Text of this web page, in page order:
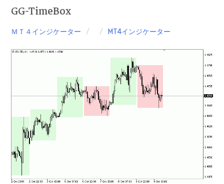
MT4EAﾀﾞｳﾝﾛｰﾄﾞ
MT5EAﾀﾞｳﾝﾛｰﾄﾞ
MT5インジケーター
mqファイルをexファイルにする方法
GG-TimeBox
ＭＴ４インジケーター MT4インジケーター